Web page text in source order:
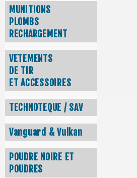
MUNITIONS
PLOMBS
RECHARGEMENT
VETEMENTS
DE TIR
ET ACCESSOIRES
TECHNOTEQUE / SAV
Vanguard & Vulkan
POUDRE NOIRE ET
POUDRES